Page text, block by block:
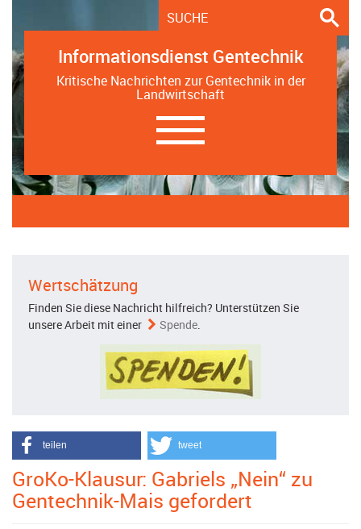
Informationsdienst Gentechnik
Kritische Nachrichten zur Gentechnik in der
Landwirtschaft
Navigation
ein-/ausblenden
Wertschätzung
Finden Sie diese Nachricht hilfreich? Unterstützen Sie
unsere Arbeit mit einer
Spende.
teilen tweet
GroKo-Klausur: Gabriels „Nein“ zu
Gentechnik-Mais gefordert